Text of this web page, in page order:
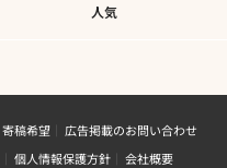
人気
寄稿希望
広告掲載のお問い合わせ
個人情報保護方針 会社概要